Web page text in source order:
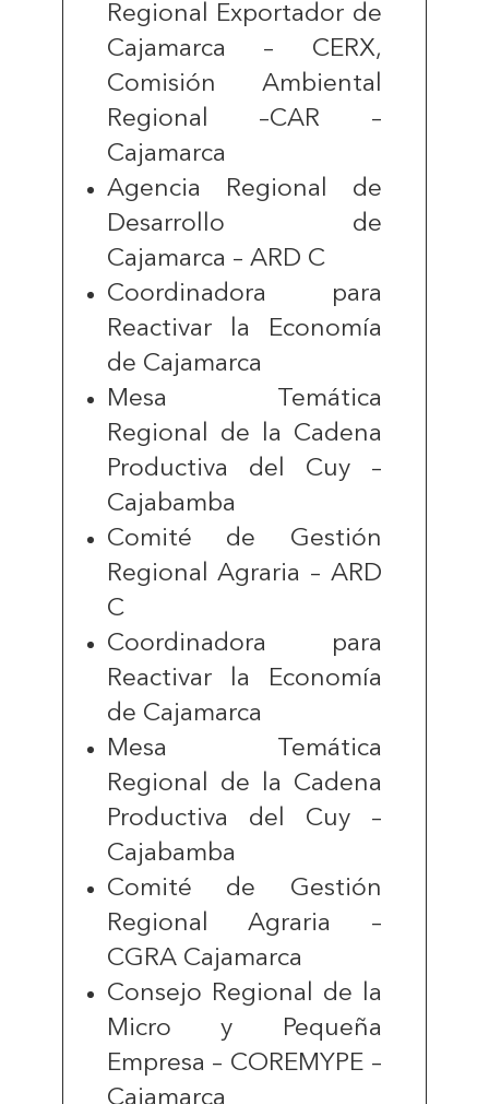
Regional Exportador de
Cajamarca – CERX,
Comisión Ambiental
Regional –CAR –
Cajamarca
Agencia Regional de
Desarrollo de
Cajamarca – ARD C
Coordinadora para
Reactivar la Economía
de Cajamarca
Mesa Temática
Regional de la Cadena
Productiva del Cuy –
Cajabamba
Comité de Gestión
Regional Agraria – ARD
C
Coordinadora para
Reactivar la Economía
de Cajamarca
Mesa Temática
Regional de la Cadena
Productiva del Cuy –
Cajabamba
Comité de Gestión
Regional Agraria –
CGRA Cajamarca
Consejo Regional de la
Micro y Pequeña
Empresa – COREMYPE –
Cajamarca